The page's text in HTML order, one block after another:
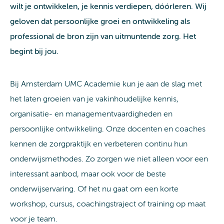
wilt je ontwikkelen, je kennis verdiepen, dóórleren. Wij
geloven dat persoonlijke groei en ontwikkeling als
professional de bron zijn van uitmuntende zorg. Het
begint bij jou.
Bij Amsterdam UMC Academie kun je aan de slag met
het laten groeien van je vakinhoudelijke kennis,
organisatie- en managementvaardigheden en
persoonlijke ontwikkeling. Onze docenten en coaches
kennen de zorgpraktijk en verbeteren continu hun
onderwijsmethodes. Zo zorgen we niet alleen voor een
interessant aanbod, maar ook voor de beste
onderwijservaring. Of het nu gaat om een korte
workshop, cursus, coachingstraject of training op maat
voor je team.